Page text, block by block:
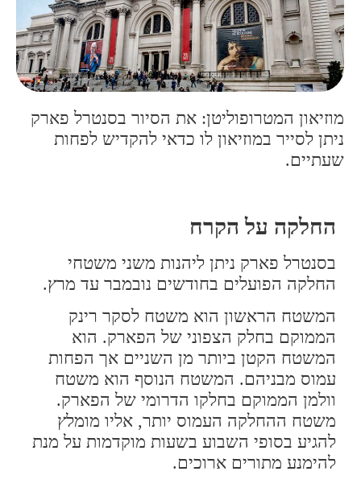
מוזיאון המטרופוליטן: את הסיור בסנטרל פארק
ניתן לסייר במוזיאון לו כדאי להקדיש לפחות
שעתיים.
החלקה על הקרח
בסנטרל פארק ניתן ליהנות משני משטחי
החלקה הפועלים בחודשים נובמבר עד מרץ.
המשטח הראשון הוא משטח לסקר רינק
הממוקם בחלק הצפוני של הפארק. הוא
המשטח הקטן ביותר מן השניים אך הפחות
עמוס מבניהם. המשטח הנוסף הוא משטח
וולמן הממוקם בחלקו הדרומי של הפארק.
משטח ההחלקה העמוס יותר, אליו מומלץ
להגיע בסופי השבוע בשעות מוקדמות על מנת
להימנע מתורים ארוכים.